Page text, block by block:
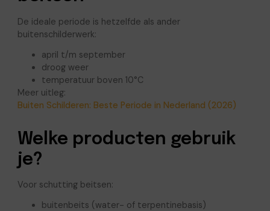
De ideale periode is hetzelfde als ander
buitenschilderwerk:
april t/m september
droog weer
temperatuur boven 10°C
Meer uitleg:
Buiten Schilderen: Beste Periode in Nederland (2026)
Welke producten gebruik
je?
Voor schutting beitsen:
buitenbeits (water- of terpentinebasis)